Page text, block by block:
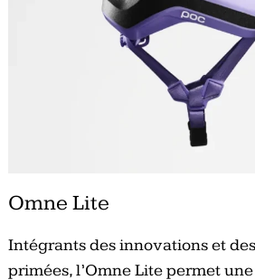
Omne Lite
Intégrants des innovations et
primées, l’Omne Lite permet